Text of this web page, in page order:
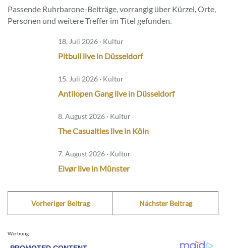
Passende Ruhrbarone-Beiträge, vorrangig über Kürzel, Orte,
Personen und weitere Treffer im Titel gefunden.
18. Juli 2026 · Kultur
Pitbull live in Düsseldorf
15. Juli 2026 · Kultur
Antilopen Gang live in Düsseldorf
8. August 2026 · Kultur
The Casualties live in Köln
7. August 2026 · Kultur
Eivør live in Münster
Vorheriger Beitrag Nächster Beitrag
Werbung